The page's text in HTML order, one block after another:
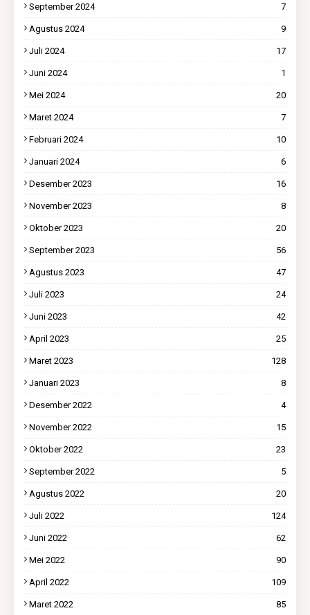
September 2024 7
Agustus 2024 9
Juli 2024 17
Juni 2024 1
Mei 2024 20
Maret 2024 7
Februari 2024 10
Januari 2024 6
Desember 2023 16
November 2023 8
Oktober 2023 20
September 2023 56
Agustus 2023 47
Juli 2023 24
Juni 2023 42
April 2023 25
Maret 2023 128
Januari 2023 8
Desember 2022 4
November 2022 15
Oktober 2022 23
September 2022 5
Agustus 2022 20
Juli 2022 124
Juni 2022 62
Mei 2022 90
April 2022 109
Maret 2022 85